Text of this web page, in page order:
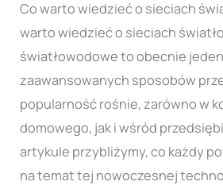
Co warto wiedzieć o sieciach
warto wiedzieć o sieciach
światłowodowe to obecnie
zaawansowanych sposobów
popularność rośnie, zarówno w
domowego, jak i wśród
artykule przybliżymy, co każdy
na temat tej nowoczesnej
o
sieciach
światłowodowych